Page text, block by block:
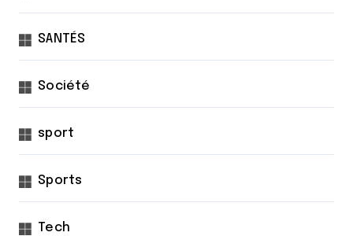
SANTÉS
Société
sport
Sports
Tech